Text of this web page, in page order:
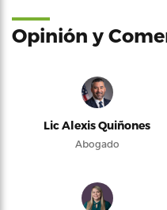
Opinión y
Lic Alexis Quiñones
Abogado